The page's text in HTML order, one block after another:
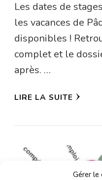
Gérer le
Les dates de
les vacances de
disponibles !
complet et le
après. …
LIRE LA SUITE